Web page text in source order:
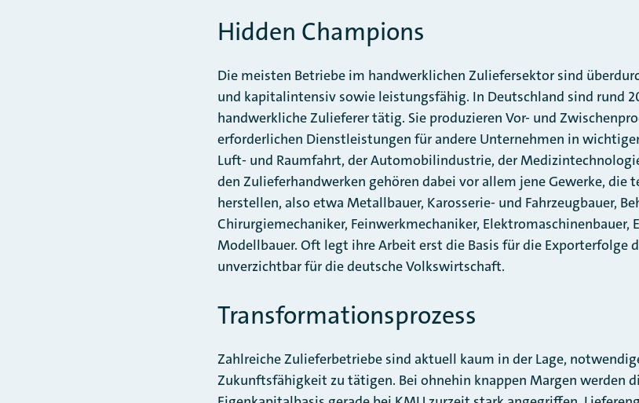
Hidden Champions
Die meisten Betriebe im handwerklichen Zuliefersektor sind
und kapitalintensiv sowie leistungsfähig. In Deutschland sind rund
handwerkliche Zulieferer tätig. Sie produzieren Vor- und
erforderlichen Dienstleistungen für andere Unternehmen in
Luft- und Raumfahrt, der Automobilindustrie, der
den Zulieferhandwerken gehören dabei vor allem jene Gewerke, die
herstellen, also etwa Metallbauer, Karosserie- und Fahrzeugbauer,
Chirurgiemechaniker, Feinwerkmechaniker, Elektromaschinenbauer,
Modellbauer. Oft legt ihre Arbeit erst die Basis für die Exporterfolge
unverzichtbar für die deutsche Volkswirtschaft.
Transformationsprozess
Zahlreiche Zulieferbetriebe sind aktuell kaum in der Lage,
Zukunftsfähigkeit zu tätigen. Bei ohnehin knappen Margen werden